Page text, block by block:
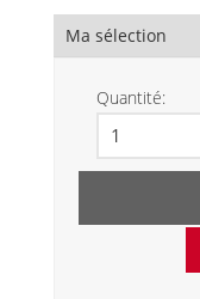
Ma sélection
Quantité: